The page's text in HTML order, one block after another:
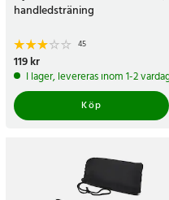
handledsträning
45
Pris:119 kr
119 kr
I lager, levereras inom 1-2
Köp